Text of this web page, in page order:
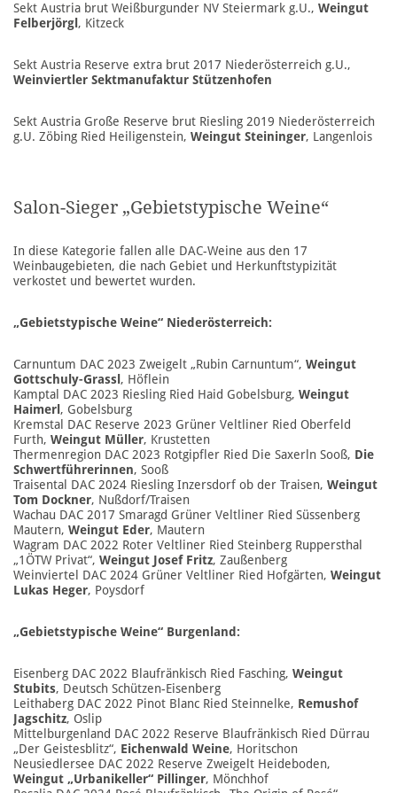
Sekt Austria brut Weißburgunder NV Steiermark g.U., Weingut
Felberjörgl , Kitzeck
Sekt Austria Reserve extra brut 2017 Niederösterreich g.U.,
Weinviertler Sektmanufaktur Stützenhofen
Sekt Austria Große Reserve brut Riesling 2019 Niederösterreich
g.U. Zöbing Ried Heiligenstein, Weingut Steininger, Langenlois
Salon-Sieger „Gebietstypische Weine“
In diese Kategorie fallen alle DAC-Weine aus den 17
Weinbaugebieten, die nach Gebiet und Herkunftstypizität
verkostet und bewertet wurden.
„Gebietstypische Weine“ Niederösterreich:
Carnuntum DAC 2023 Zweigelt „Rubin Carnuntum“, Weingut
Gottschuly-Grassl , Höflein
Kamptal DAC 2023 Riesling Ried Haid Gobelsburg, Weingut
Haimerl , Gobelsburg
Kremstal DAC Reserve 2023 Grüner Veltliner Ried Oberfeld
Furth, Weingut Müller, Krustetten
Thermenregion DAC 2023 Rotgipfler Ried Die Saxerln Sooß, Die
Schwertführerinnen, Sooß
Traisental DAC 2024 Riesling Inzersdorf ob der Traisen, Weingut
Tom Dockner, Nußdorf/Traisen
Wachau DAC 2017 Smaragd Grüner Veltliner Ried Süssenberg
Mautern, Weingut Eder, Mautern
Wagram DAC 2022 Roter Veltliner Ried Steinberg Ruppersthal
„1ÖTW Privat“, Weingut Josef Fritz, Zaußenberg
Weinviertel DAC 2024 Grüner Veltliner Ried Hofgärten, Weingut
Lukas Heger, Poysdorf
„Gebietstypische Weine“ Burgenland:
Eisenberg DAC 2022 Blaufränkisch Ried Fasching, Weingut
Stubits, Deutsch Schützen-Eisenberg
Leithaberg DAC 2022 Pinot Blanc Ried Steinnelke, Remushof
Jagschitz, Oslip
Mittelburgenland DAC 2022 Reserve Blaufränkisch Ried Dürrau
„Der Geistesblitz“, Eichenwald Weine, Horitschon
Neusiedlersee DAC 2022 Reserve Zweigelt Heideboden,
Weingut „Urbanikeller“ Pillinger, Mönchhof